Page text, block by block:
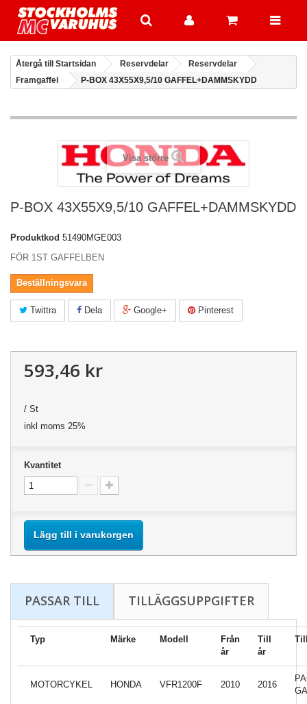
Återgå till Startsidan Reservdelar
Reservdelar
Framgaffel
P-BOX 43X55X9,5/10 GAFFEL+DAMMSKYDD
Visa större
P-BOX 43X55X9,5/10 GAFFEL+DAMMSKYDD
Produktkod 51490MGE003
FÖR 1ST GAFFELBEN
Beställningsvara
Twittra Dela Google+ Pinterest
593,46 kr
/ St
inkl moms 25%
Kvantitet
Lägg till i varukorgen
PASSAR TILL TILLÄGGSUPPGIFTER
Typ Märke Modell
Från
år
Till
år
MOTORCYKEL HONDA VFR1200F 2010 2016